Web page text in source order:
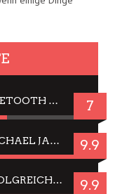
JBL TUNE 720BT: OVER EAR BLUETOOTH KOPFHÖRER UM DIE 50,-€ IM DAUER-TEST 7
WEGEN DES ERFOLGES – MJ: MICHAEL JACKSON MUSICAL IN EINER MATINEE SEHEN 9.9
JELLYFISH HAMBURG: DAS ERFOLGREICHE SOMMER-MENÜ 2025 IN GEFÜHLEN UND BILDERN 9.9